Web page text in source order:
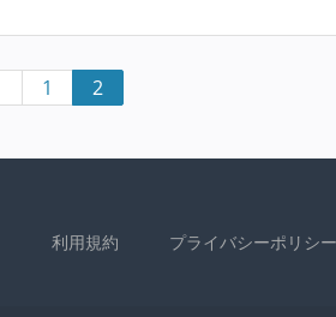
1 2
利用規約 プライバシーポリシー